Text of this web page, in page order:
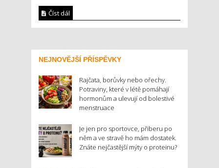
Číst dál
NEJNOVĚJŠÍ PŘÍSPĚVKY
Rajčata, borůvky nebo ořechy.
Potraviny, které v létě pomáhají
hormonům a ulevují od bolestivé
menstruace
Je jen pro sportovce, přiberu po
něm a ve stravě ho mám dostatek.
Znáte nejčastější mýty o proteinu?